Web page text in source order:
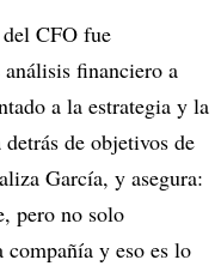
CFO fue
financiero a
a la estrategia y la
de objetivos de
García, y asegura:
pero no solo
y eso es lo